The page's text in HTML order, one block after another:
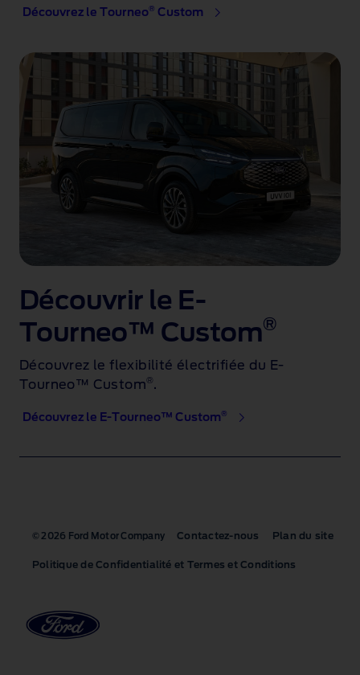
Découvrez le Tourneo® Custom
Découvrir le E-
Tourneo™ Custom®
Découvrez le flexibilité électrifiée du E-
Tourneo™ Custom® .
Découvrez le E-Tourneo™ Custom®
© 2026 Ford Motor Company Contactez-nous Plan du site
Politique de Confidentialité et Termes et Conditions